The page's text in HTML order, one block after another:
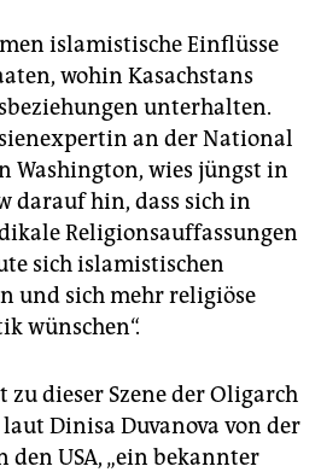
islamistische Einflüsse
wohin Kasachstans
unterhalten.
an der National
Washington, wies jüngst in
darauf hin, dass sich in
Religionsauffassungen
sich islamistischen
und sich mehr religiöse
wünschen“.
zu dieser Szene der Oligarch
Dinisa Duvanova von der
USA, „ein bekannter